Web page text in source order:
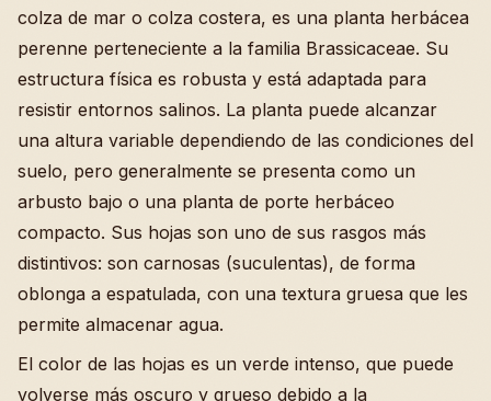
colza de mar o colza costera, es una planta herbácea
perenne perteneciente a la familia Brassicaceae. Su
estructura física es robusta y está adaptada para
resistir entornos salinos. La planta puede alcanzar
una altura variable dependiendo de las condiciones del
suelo, pero generalmente se presenta como un
arbusto bajo o una planta de porte herbáceo
compacto. Sus hojas son uno de sus rasgos más
distintivos: son carnosas (suculentas), de forma
oblonga a espatulada, con una textura gruesa que les
permite almacenar agua.
El color de las hojas es un verde intenso, que puede
volverse más oscuro y grueso debido a la